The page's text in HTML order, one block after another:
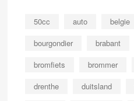
50cc auto belgie
bourgondier
brabant
bromfiets
brommer
drenthe
duitsland